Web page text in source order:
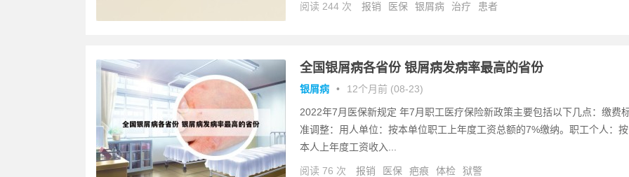
阅读 244 次 报销 医保 银屑病 治疗 患者
全国银屑病各省份 银屑病发病率最高的省份
银屑病 • 12个月前 (08-23)
2022年7月医保新规定 年7月职工医疗保险新政策主要包括以下几点：缴费
准调整：用人单位：按本单位职工上年度工资总额的7%缴纳。职工个人：按
本人上年度工资收入...
阅读 76 次 报销 医保 疤痕 体检 狱警